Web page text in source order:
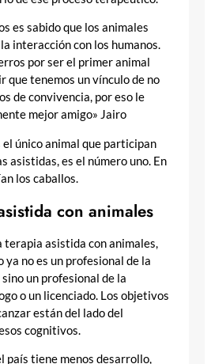
es sabido que los animales
interacción con los humanos.
por ser el primer animal
que tenemos un vínculo de no
de convivencia, por eso le
mejor amigo» Jairo
el único animal que participan
asistidas, es el número uno. En
los caballos.
con animales
terapia asistida con animales,
ya no es un profesional de la
un profesional de la
o un licenciado. Los objetivos
están del lado del
cognitivos.
país tiene menos desarrollo,